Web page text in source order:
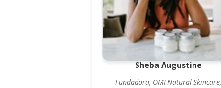
Sheba Augustine
Fundadora, OMI Natural Skincare,